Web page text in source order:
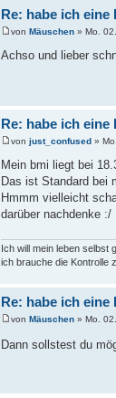
Re: habe ich eine
von Mäuschen » Mo.
Achso und lieber
Re: habe ich eine
von just_confused »
Mein bmi liegt bei
Das ist Standard bei
Hmmm vielleicht
darüber nachdenke :/
Ich will mein leben selbst
ich brauche die Kontrolle
Re: habe ich eine
von Mäuschen » Mo.
Dann sollstest du